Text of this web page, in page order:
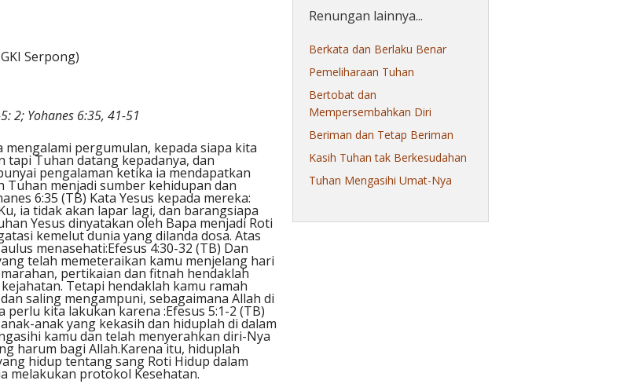
Serpong)
2; Yohanes 6:35, 41-51
pergumulan, kepada siapa kita
tapi Tuhan datang kepadanya, dan
pengalaman ketika ia mendapatkan
Tuhan menjadi sumber kehidupan dan
6:35 (TB) Kata Yesus kepada mereka:
ia tidak akan lapar lagi, dan barangsiapa
Yesus dinyatakan oleh Bapa menjadi Roti
kemelut dunia yang dilanda dosa. Atas
menasehati:Efesus 4:30-32 (TB) Dan
telah memeteraikan kamu menjelang hari
pertikaian dan fitnah hendaklah
Tetapi hendaklah kamu ramah
saling mengampuni, sebagaimana Allah di
kita lakukan karena :Efesus 5:1-2 (TB)
anak yang kekasih dan hiduplah di dalam
kamu dan telah menyerahkan diri-Nya
harum bagi Allah.Karena itu, hiduplah
hidup tentang sang Roti Hidup dalam
melakukan protokol Kesehatan.
Renungan lainnya...
Berkata dan Berlaku Benar
Pemeliharaan Tuhan
Bertobat dan
Mempersembahkan Diri
Beriman dan Tetap Beriman
Kasih Tuhan tak Berkesudahan
Tuhan Mengasihi Umat-Nya